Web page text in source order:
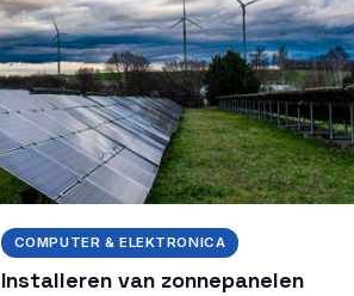
COMPUTER & ELEKTRONICA
Installeren van zonnepanelen